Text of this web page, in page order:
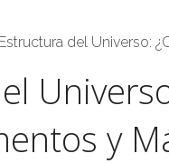
Estructura del Universo:
y